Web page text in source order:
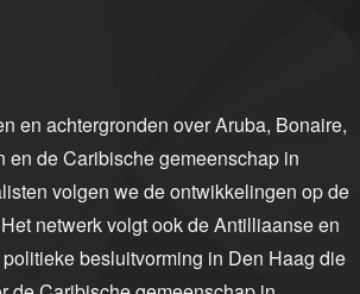
en achtergronden over Aruba, Bonaire,
en de Caribische gemeenschap in
volgen we de ontwikkelingen op de
netwerk volgt ook de Antilliaanse en
besluitvorming in Den Haag die